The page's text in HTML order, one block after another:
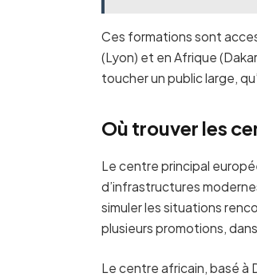
Ces formations sont
(Lyon) et en Afrique
toucher un public large,
Où trouver les
Le centre principal
d’infrastructures
simuler les situations
plusieurs promotions,
Le centre africain, basé à